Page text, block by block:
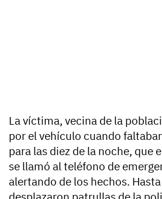
La víctima, vecina de la
por el vehículo cuando
para las diez de la noche, que
se llamó al teléfono de
alertando de los hechos.